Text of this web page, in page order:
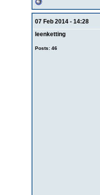
07 Feb 2014 - 14:28
leenketting
Posts: 46